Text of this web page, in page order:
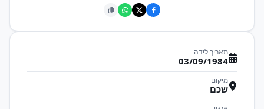
תאריך לידה
03/09/1984
מיקום
שכם